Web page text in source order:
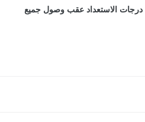
درجات الاستعداد عقب وصول جميع